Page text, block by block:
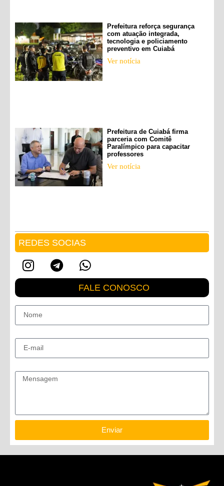
Prefeitura reforça segurança
com atuação integrada,
tecnologia e policiamento
preventivo em Cuiabá
Ver notícia
Prefeitura de Cuiabá firma
parceria com Comitê
Paralímpico para capacitar
professores
Ver notícia
REDES SOCIAS
FALE CONOSCO
Enviar